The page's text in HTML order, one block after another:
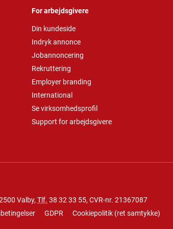
For arbejdsgivere
Din kundeside
Indryk annonce
Jobannoncering
Rekruttering
Employer branding
International
Se virksomhedsprofil
Support for arbejdsgivere
Valby, Tlf. 38 32 33 55, CVR-nr. 21367087
GDPR Cookiepolitik (ret samtykke)